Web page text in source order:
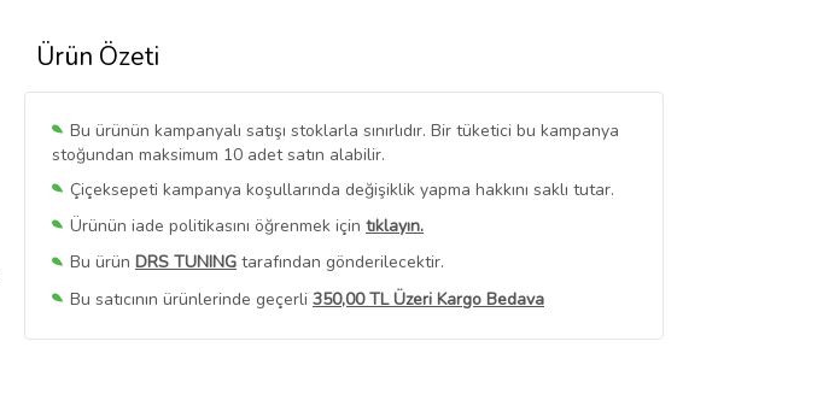
Ürün Özeti
Bu ürünün kampanyalı satışı stoklarla sınırlıdır. Bir tüketici bu kampanya
stoğundan maksimum 10 adet satın alabilir.
Çiçeksepeti kampanya koşullarında değişiklik yapma hakkını saklı tutar.
Ürünün iade politikasını öğrenmek için tıklayın.
Bu ürün DRS TUNING tarafından gönderilecektir.
Bu satıcının ürünlerinde geçerli 350,00 TL Üzeri Kargo Bedava
Bu SatıcınınTüm Ürünlerini Görüntüle